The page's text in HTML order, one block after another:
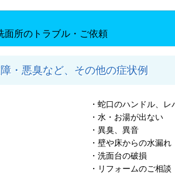
・悪臭など、その他の症状例
・蛇口のハンドル、レ
・水・お湯が出ない
・異臭、異音
・壁や床からの水漏れ
・洗面台の破損
・リフォームのご相談